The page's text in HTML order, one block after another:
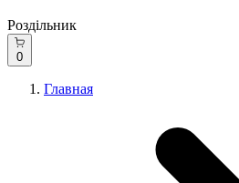
Роздільник
0
Главная